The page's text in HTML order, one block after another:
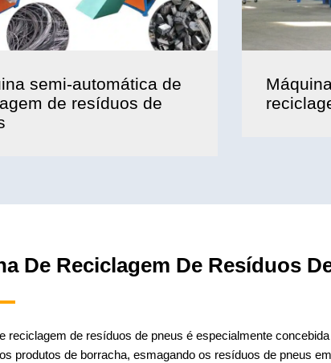
semi-automática de
de resíduos de
De Reciclagem De Resíduos
reciclagem de resíduos de pneus é especialmente
produtos de borracha, esmagando os resíduos de pneus